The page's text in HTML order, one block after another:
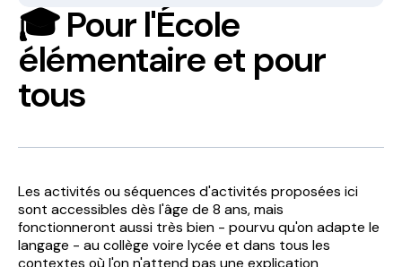
🎓 Pour l'École
élémentaire et pour
tous
Les activités ou séquences d'activités proposées ici
sont accessibles dès l'âge de 8 ans, mais
fonctionneront aussi très bien - pourvu qu'on adapte le
langage - au collège voire lycée et dans tous les